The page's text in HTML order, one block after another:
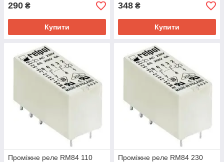
290 ₴
Купити
348 ₴
Купити
Проміжне реле RM84 110
Проміжне реле RM84 230